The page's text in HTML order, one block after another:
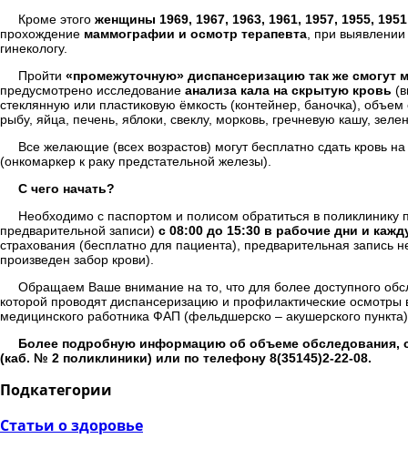
Кроме этого женщины 1969, 1967, 1963, 1961, 1957, 1955, 1951
прохождение маммографии и осмотр терапевта , при
гинекологу.
Пройти «промежуточную» диспансеризацию так же смогут
предусмотрено исследование анализа кала на скрытую кровь
стеклянную или пластиковую ёмкость (контейнер, баночка),
рыбу, яйца, печень, яблоки, свеклу, морковь, гречневую кашу,
Все желающие (всех возрастов) могут бесплатно сдать
(онкомаркер к раку предстательной железы).
С чего начать?
Необходимо с паспортом и полисом обратиться в поликлинику
предварительной записи) с 08:00 до 15:30 в рабочие дни и
страхования (бесплатно для пациента), предварительная
произведен забор крови).
Обращаем Ваше внимание на то, что для более доступного
которой проводят диспансеризацию и профилактические
медицинского работника ФАП (фельдшерско – акушерского
Более подробную информацию об объеме обследования,
(каб. № 2 поликлиники) или по телефону 8(35145)2-22-08.
Подкатегории
Статьи о здоровье